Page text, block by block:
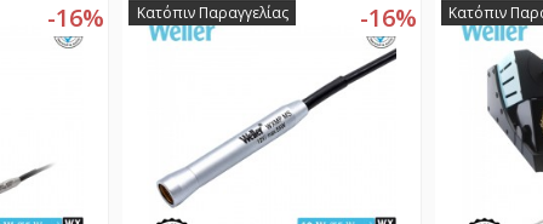
-16% -16%
Κατόπιν Παραγγελίας Κατόπιν